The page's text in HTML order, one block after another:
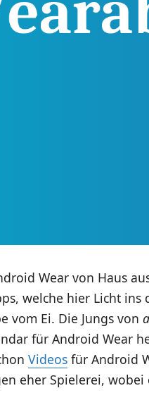
Wear von Haus
welche hier Licht
vom Ei. Die Jungs von
für Android Wear
Videosfür Android
eher Spielerei,